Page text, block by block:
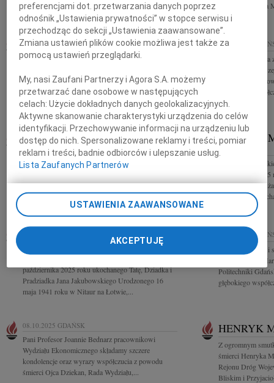
Barbary Szczepuły cenionej...
Medalem
ZENON CIESIELSKI 13.10.2025
GDAŃSK
śmierci Zenona Ciesielskiego historyka literatury i
kultury skandynawskiej, emerytowanego profesora
zwyczajnego Uniwersytetu...
10.10.2025
"Można odejść
Twardowski
Cirockiej-
głębokiego
10.10.2025 GDAŃSK
Nie umierają nigdy Ci, o których pamiętamy -bo
pamięć to nieśmiertelność Panu dr. hab. inż.
Grzegorzowi Cholewińskiemu wyrazy szczerego
współczucia, żalu i słowa...
BOGDAN
Z głębokim
października
ukochany i
Teść Bogdan
JAN JAKUBOWSKI
października 2025 roku ukochanego Tatę, Dziadka i
Pradziadka Jana Jakubowskiego Urodzonego 16
maja 1941 roku w Nitaur na Łotwie,...
Z wielkim żalem
o śmierci Ojca
Politechniki
głębokiego
08.10.2025 GDAŃSK
Pani Profesor Joannie Bednarz pracownikowi
Wydziału Ekonomicznego składamy szczere
kondolencje oraz wyrazy współczucia z powodu
śmierci Ojca Dziekan, Rada Wydziału,...
HENRYK
Z ogromnym
śmierci Henryka
Rejonu Dróg
Bliskim i
preferencjami dot. przetwarzania danych poprzez
odnośnik „Ustawienia prywatności” w stopce serwisu i
przechodząc do sekcji „Ustawienia zaawansowane”.
Zmiana ustawień plików cookie możliwa jest także za
pomocą ustawień przeglądarki.
My, nasi Zaufani Partnerzy i Agora S.A. możemy
przetwarzać dane osobowe w następujących
celach:Użycie dokładnych danych geolokalizacyjnych.
Aktywne skanowanie charakterystyki urządzenia do celów
identyfikacji. Przechowywanie informacji na urządzeniu lub
dostęp do nich. Spersonalizowane reklamy i treści, pomiar
reklam i treści, badnie odbiorców i ulepszanie usług.
Lista Zaufanych Partnerów
USTAWIENIA ZAAWANSOWANE
AKCEPTUJĘ